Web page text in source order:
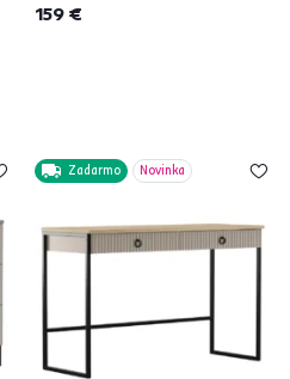
159 €
Zadarmo Novinka